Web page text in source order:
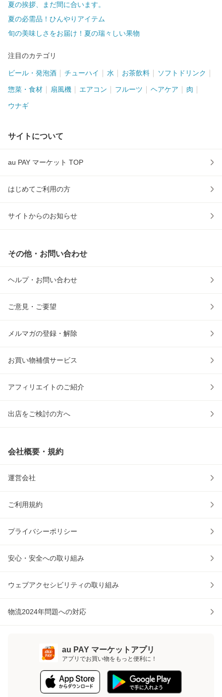
夏の挨拶、まだ間に合います。
夏の必需品！ひんやりアイテム
旬の美味しさをお届け！夏の瑞々しい果物
注目のカテゴリ
ビール・発泡酒 チューハイ 水 お茶飲料 ソフトドリンク
惣菜・食材 扇風機 エアコン フルーツ ヘアケア 肉
ウナギ
サイトについて
au PAY マーケット TOP
はじめてご利用の方
サイトからのお知らせ
その他・お問い合わせ
ヘルプ・お問い合わせ
ご意見・ご要望
メルマガの登録・解除
お買い物補償サービス
アフィリエイトのご紹介
出店をご検討の方へ
会社概要・規約
運営会社
ご利用規約
プライバシーポリシー
安心・安全への取り組み
ウェブアクセシビリティの取り組み
物流2024年問題への対応
au PAY マーケットアプリ
アプリでお買い物をもっと便利に！